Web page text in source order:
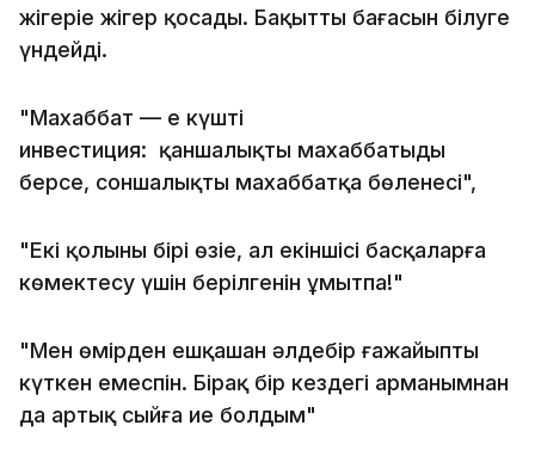
жігеріңе жігер қосады. Бақыттың бағасын білуге
үндейді.
"Махаббат — ең күшті
инвестиция: қаншалықты махаббатыңды
берсең, соншалықты махаббатқа бөленесің",
"Екі қолыңның бірі өзіңе, ал екіншісі басқаларға
көмектесу үшін берілгенін ұмытпа!"
"Мен өмірден ешқашан әлдебір ғажайыпты
күткен емеспін. Бірақ бір кездегі арманымнан
да артық сыйға ие болдым"